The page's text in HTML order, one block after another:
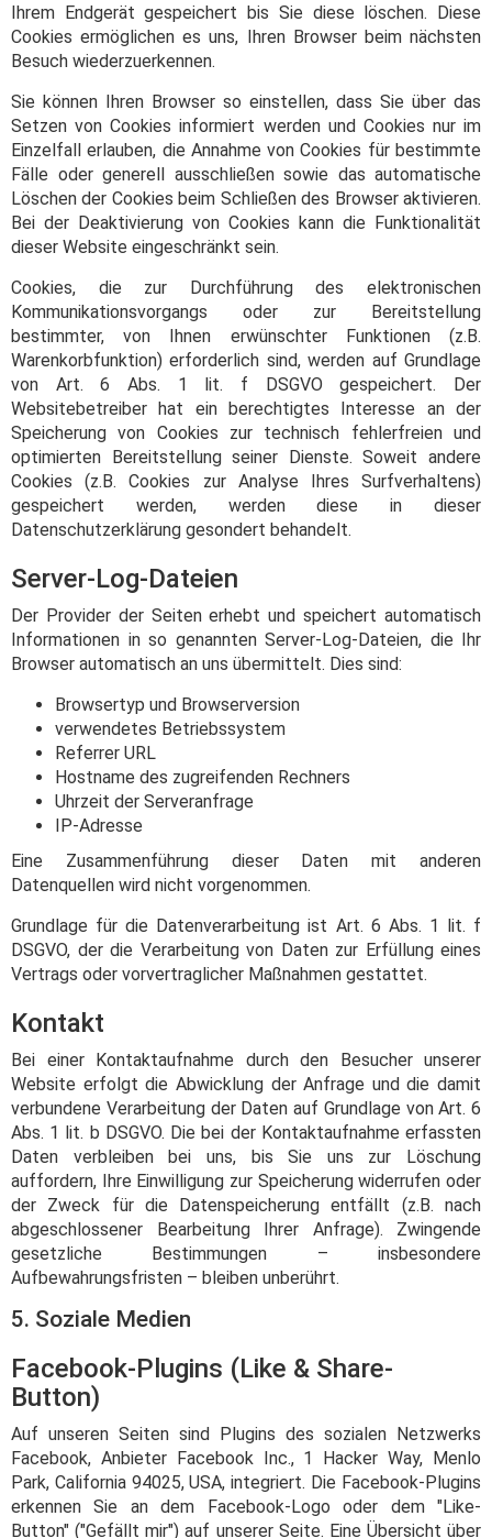
Ihrem Endgerät gespeichert bis Sie diese löschen. Diese
Cookies ermöglichen es uns, Ihren Browser beim nächsten
Besuch wiederzuerkennen.
Sie können Ihren Browser so einstellen, dass Sie über das
Setzen von Cookies informiert werden und Cookies nur im
Einzelfall erlauben, die Annahme von Cookies für bestimmte
Fälle oder generell ausschließen sowie das automatische
Löschen der Cookies beim Schließen des Browser aktivieren.
Bei der Deaktivierung von Cookies kann die Funktionalität
dieser Website eingeschränkt sein.
Cookies, die zur Durchführung des elektronischen
Kommunikationsvorgangs oder zur Bereitstellung
bestimmter, von Ihnen erwünschter Funktionen (z.B.
Warenkorbfunktion) erforderlich sind, werden auf Grundlage
von Art. 6 Abs. 1 lit. f DSGVO gespeichert. Der
Websitebetreiber hat ein berechtigtes Interesse an der
Speicherung von Cookies zur technisch fehlerfreien und
optimierten Bereitstellung seiner Dienste. Soweit andere
Cookies (z.B. Cookies zur Analyse Ihres Surfverhaltens)
gespeichert werden, werden diese in dieser
Datenschutzerklärung gesondert behandelt.
Server-Log-Dateien
Der Provider der Seiten erhebt und speichert automatisch
Informationen in so genannten Server-Log-Dateien, die Ihr
Browser automatisch an uns übermittelt. Dies sind:
Browsertyp und Browserversion
verwendetes Betriebssystem
Referrer URL
Hostname des zugreifenden Rechners
Uhrzeit der Serveranfrage
IP-Adresse
Eine Zusammenführung dieser Daten mit anderen
Datenquellen wird nicht vorgenommen.
Grundlage für die Datenverarbeitung ist Art. 6 Abs. 1 lit. f
DSGVO, der die Verarbeitung von Daten zur Erfüllung eines
Vertrags oder vorvertraglicher Maßnahmen gestattet.
Kontakt
Bei einer Kontaktaufnahme durch den Besucher unserer
Website erfolgt die Abwicklung der Anfrage und die damit
verbundene Verarbeitung der Daten auf Grundlage von Art. 6
Abs. 1 lit. b DSGVO. Die bei der Kontaktaufnahme erfassten
Daten verbleiben bei uns, bis Sie uns zur Löschung
auffordern, Ihre Einwilligung zur Speicherung widerrufen oder
der Zweck für die Datenspeicherung entfällt (z.B. nach
abgeschlossener Bearbeitung Ihrer Anfrage). Zwingende
gesetzliche Bestimmungen – insbesondere
Aufbewahrungsfristen – bleiben unberührt.
5. Soziale Medien
Facebook-Plugins (Like & Share-
Button)
Auf unseren Seiten sind Plugins des sozialen Netzwerks
Facebook, Anbieter Facebook Inc., 1 Hacker Way, Menlo
Park, California 94025, USA, integriert. Die Facebook-Plugins
erkennen Sie an dem Facebook-Logo oder dem "Like-
Button" ("Gefällt mir") auf unserer Seite. Eine Übersicht über